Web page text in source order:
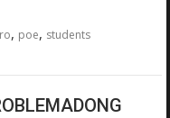
, poe, students